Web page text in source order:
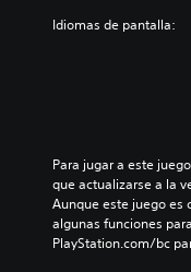
Idiomas de pantalla:
Para jugar a este
que actualizarse a la
Aunque este juego es
algunas funciones
PlayStation.com/bc